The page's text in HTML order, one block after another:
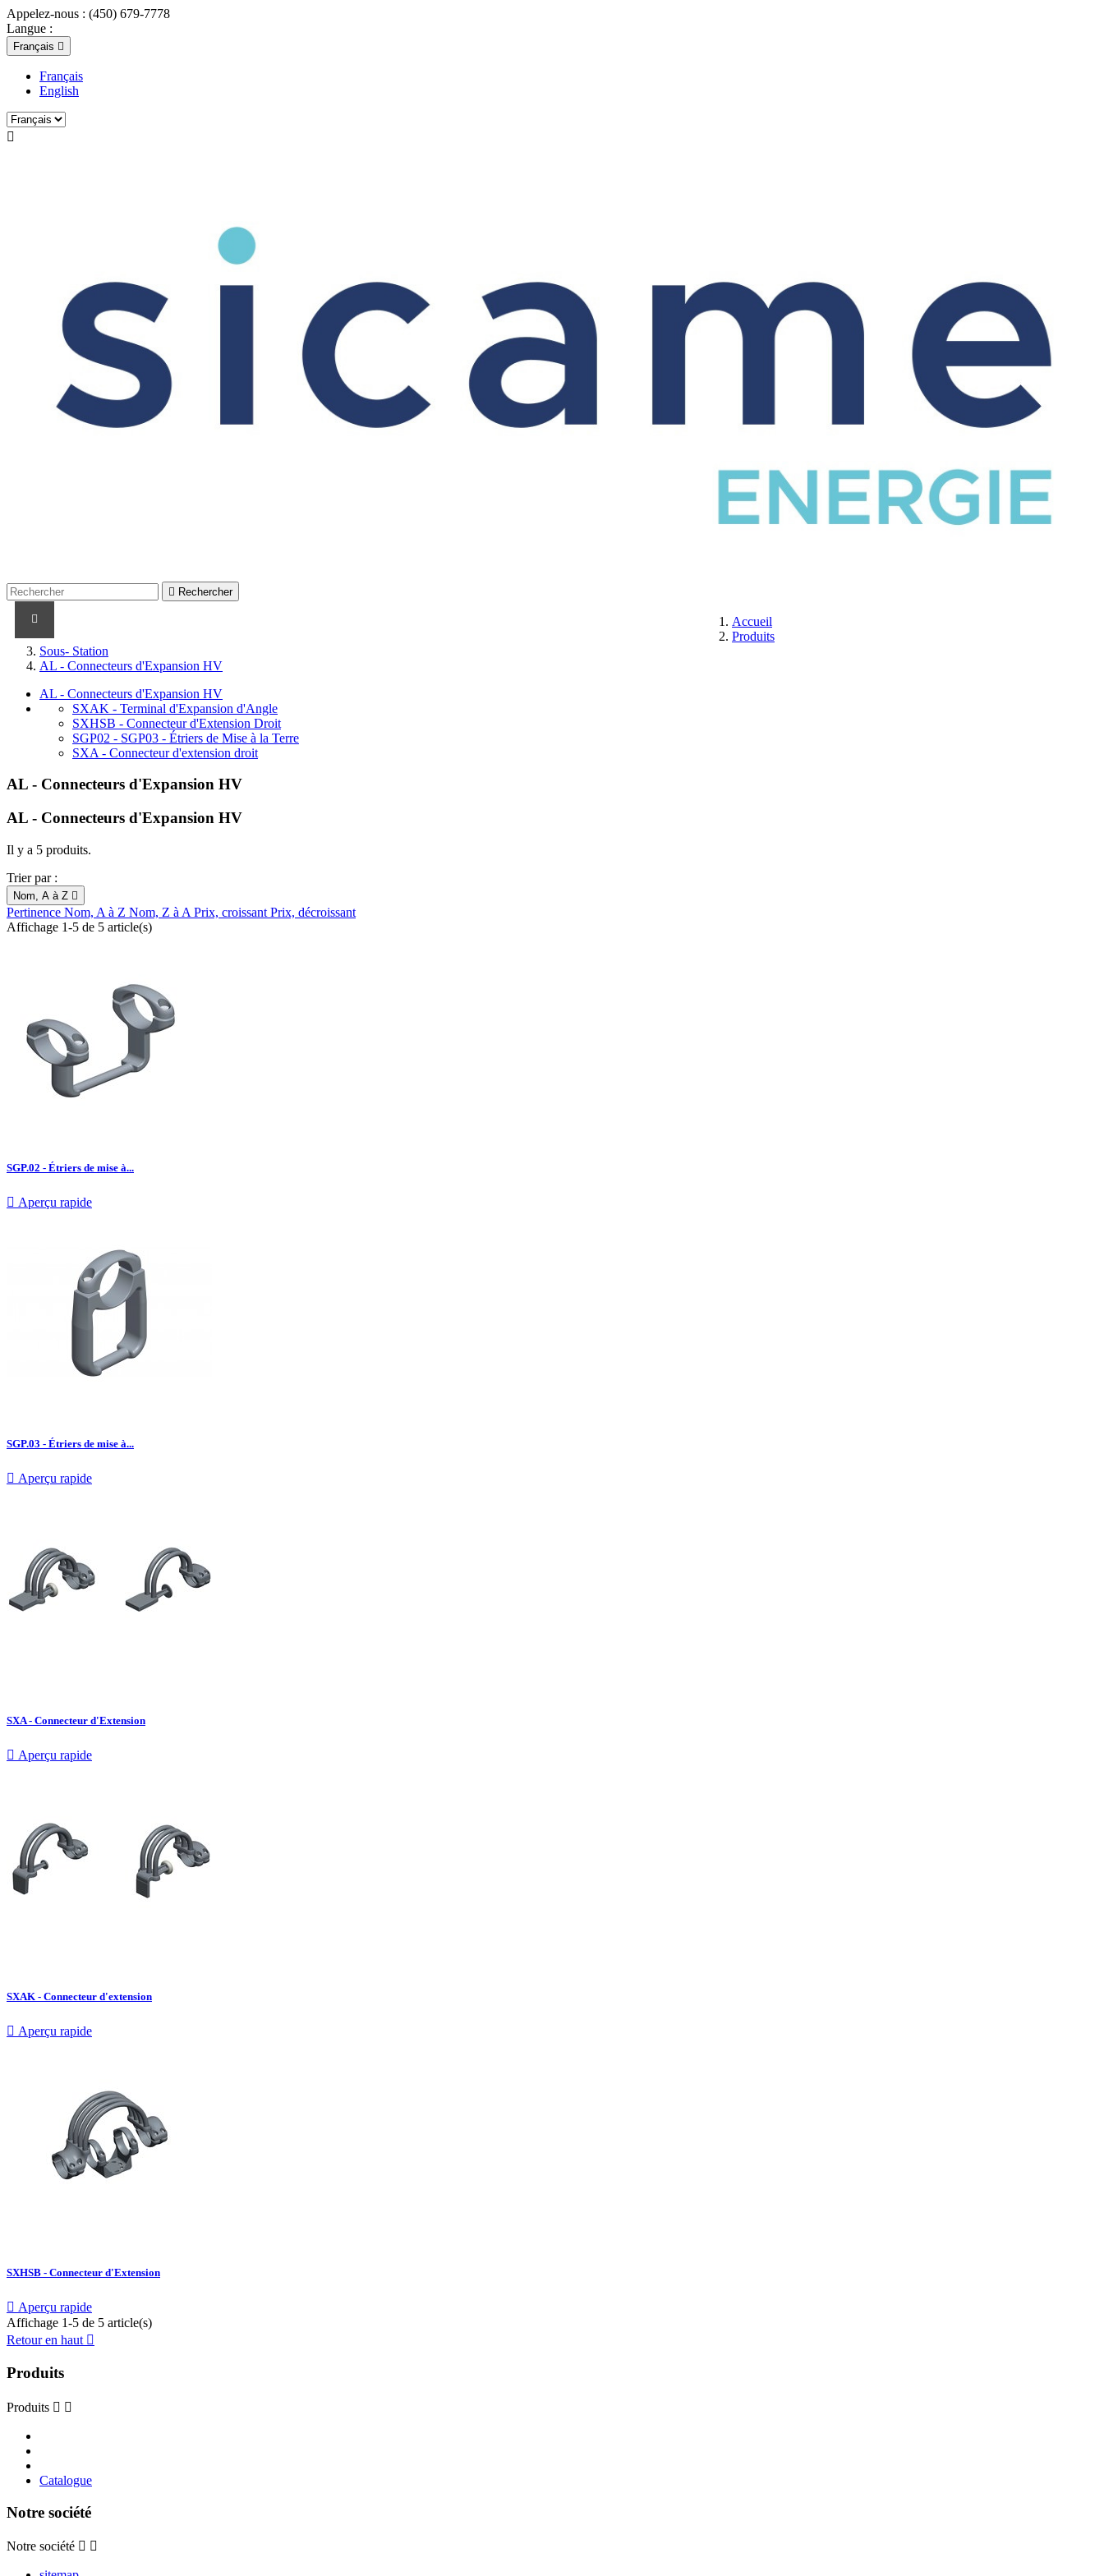
Appelez-nous : (450) 679-7778
Langue :
Français 
Français
English

 Rechercher
Accueil
Produits
Sous- Station
AL - Connecteurs d'Expansion HV
AL - Connecteurs d'Expansion HV
SXAK - Terminal d'Expansion d'Angle
SXHSB - Connecteur d'Extension Droit
SGP02 - SGP03 - Étriers de Mise à la Terre
SXA - Connecteur d'extension droit
AL - Connecteurs d'Expansion HV
AL - Connecteurs d'Expansion HV
Il y a 5 produits.
Trier par :
Nom, A à Z 
Pertinence Nom, A à Z Nom, Z à A Prix, croissant Prix, décroissant
Affichage 1-5 de 5 article(s)
SGP.02 - Étriers de mise à...
 Aperçu rapide
SGP.03 - Étriers de mise à...
 Aperçu rapide
SXA - Connecteur d'Extension
 Aperçu rapide
SXAK - Connecteur d'extension
 Aperçu rapide
SXHSB - Connecteur d'Extension
 Aperçu rapide
Affichage 1-5 de 5 article(s)
Retour en haut 
Produits
Produits  
Catalogue
Notre société
Notre société  